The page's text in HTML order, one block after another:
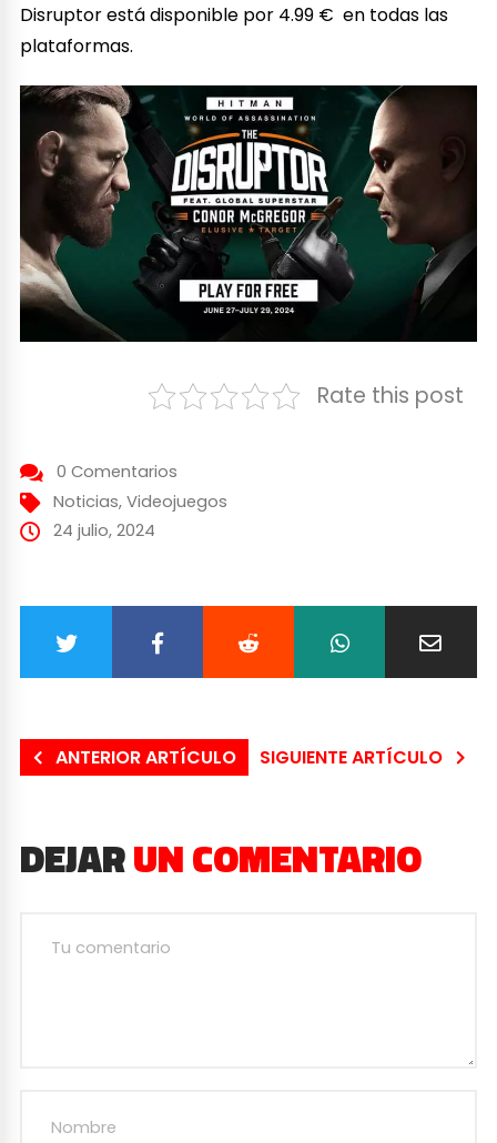
Disruptor está disponible por 4.99 € en todas las
plataformas.
Rate this post
0 Comentarios
Noticias, Videojuegos
24 julio, 2024
ANTERIOR ARTÍCULO SIGUIENTE ARTÍCULO
DEJARUN COMENTARIO